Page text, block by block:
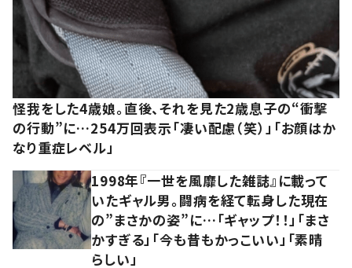
怪我をした4歳娘。直後、それを見た2歳息子の“衝撃
の行動”に…254万回表示「凄い配慮（笑）」「お顔はか
なり重症レベル」
1998年『一世を風靡した雑誌』に載って
いたギャル男。闘病を経て転身した現在
の”まさかの姿”に…「ギャップ！！」「まさ
かすぎる」「今も昔もかっこいい」「素晴
らしい」